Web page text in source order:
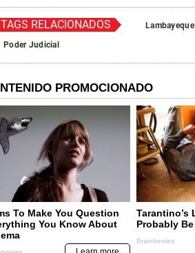
TAGS RELACIONADOS Lambayeque
Poder Judicial